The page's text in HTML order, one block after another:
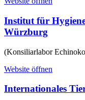
Institut für
Würzburg
(Konsiliarlabor
Website öffnen
Internationales